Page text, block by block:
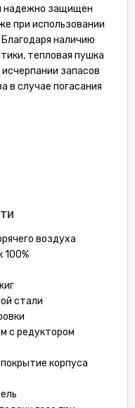
надежно защищен
при использовании
наличию
тепловая пушка
запасов
в случае погасания
воздуха
100%
стали
с редуктором
корпуса